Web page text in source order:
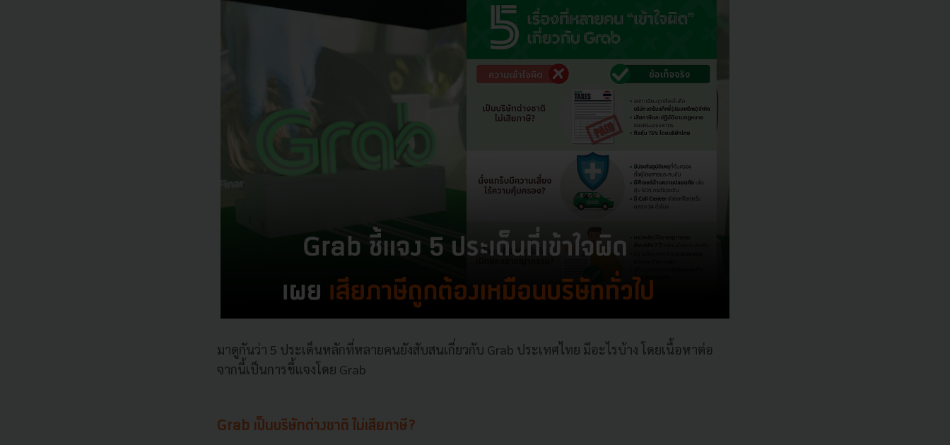
มาดูกันว่า 5 ประเด็นหลักที่หลายคนยังสับสนเกี่ยวกับ Grab ประเทศไทย มีอะไรบ้าง โดยเนื้อหาต่อ
จากนี้เป็นการชี้แจงโดย Grab
Grab เป็นบริษัทต่างชาติ ไม่เสียภาษี?